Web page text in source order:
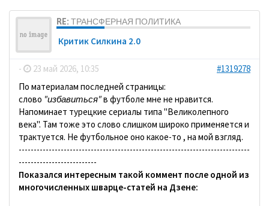
RE: ТРАНСФЕРНАЯ ПОЛИТИКА
Критик Силкина 2.0
- 23 май 2026, 10:35
#1319278
По материалам последней страницы:
слово "избавиться"в футболе мне не нравится.
Напоминает турецкие сериалы типа "Великолепного
века". Там тоже это слово слишком широко применяется и
трактуется. Не футбольное оно какое-то , на мой взгляд.
-----------------------------------------------------------------------------
--------------------------
Показался интересным такой коммент после одной из
многочисленных шварце-статей на Дзене: